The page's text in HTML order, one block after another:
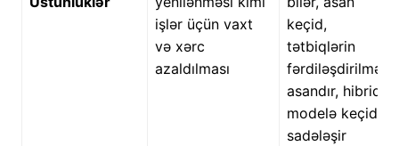
işlər üçün vaxt
və xərc
azaldılması
keçid,
tətbiqlərin
fərdiləşdirilməsi
asandır, hibrid
modelə keçid
sadələşir